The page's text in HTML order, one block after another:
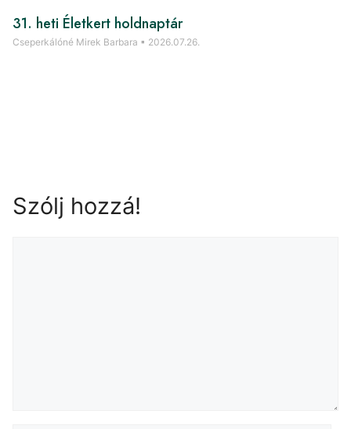
31. heti Életkert holdnaptár
Cseperkálóné Mirek Barbara 2026.07.26.
Szólj hozzá!